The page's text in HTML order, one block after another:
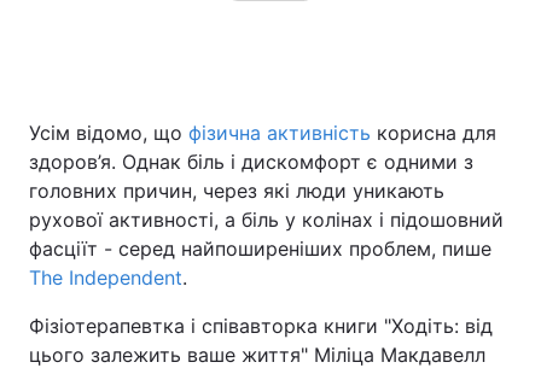
Головна Війна
Україна Політика
Економіка Світ
Техно і зв'язок Лайт
Усім відомо, що фізична активність корисна для
здоров’я. Однак біль і дискомфорт є одними з
головних причин, через які люди уникають
рухової активності, а біль у колінах і підошовний
фасціїт - серед найпоширеніших проблем, пише
The Independent.
Фізіотерапевтка і співавторка книги "Ходіть: від
цього залежить ваше життя" Міліца Макдавелл